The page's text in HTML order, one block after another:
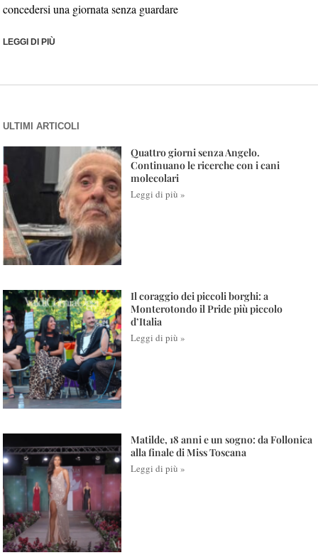
concedersi una giornata senza guardare
LEGGI DI PIÙ
ULTIMI ARTICOLI
Quattro giorni senza Angelo.
Continuano le ricerche con i cani
molecolari
Leggi di più »
Il coraggio dei piccoli borghi: a
Monterotondo il Pride più piccolo
d’Italia
Leggi di più »
Matilde, 18 anni e un sogno: da Follonica
alla finale di Miss Toscana
Leggi di più »